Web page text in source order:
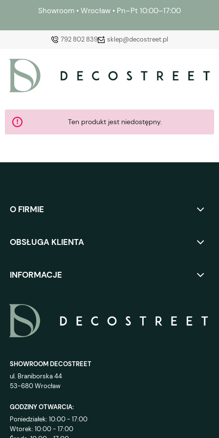
Showroom • Wrocław • Pn–Pt 10:00–17:00
792 802 839 sklep@decostreet.pl
Ten produkt jest niedostępny.
O FIRMIE
OBSŁUGA KLIENTA
INFORMACJE
SHOWROOM DECOSTREET
ul. Braniborska 44
53-680 Wrocław
GODZINY OTWARCIA:
Poniedziałek: 10:00 - 17:00
Wtorek: 10:00 - 17:00